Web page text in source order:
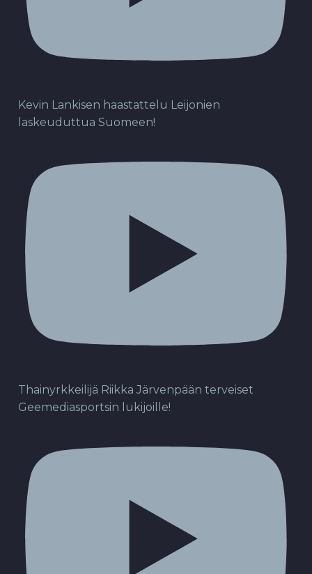
Kevin Lankisen haastattelu Leijonien
laskeuduttua Suomeen!
Thainyrkkeilijä Riikka Järvenpään terveiset
Geemediasportsin lukijoille!